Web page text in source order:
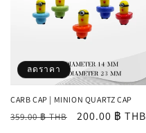
ลดราคา
CARB CAP | MINION QUARTZ CAP
ราคา
359.00 ฿ THB
ราคา
200.00 ฿ THB